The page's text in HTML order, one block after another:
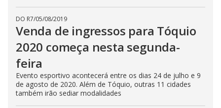
DO R7/05/08/2019
Venda de ingressos para Tóquio
2020 começa nesta segunda-
feira
Evento esportivo acontecerá entre os dias 24 de julho e 9
de agosto de 2020. Além de Tóquio, outras 11 cidades
também irão sediar modalidades